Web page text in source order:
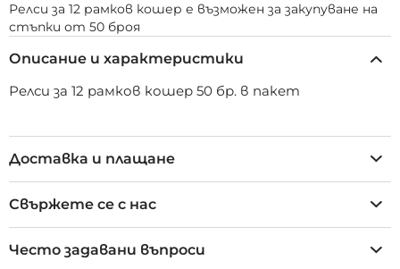
Релси за 12 рамков кошер е възможен за закупуване на
стъпки от 50 броя
Описание и характеристики
Релси за 12 рамков кошер 50 бр. в пакет
Доставка и плащане
Свържете се с нас
Често задавани въпроси